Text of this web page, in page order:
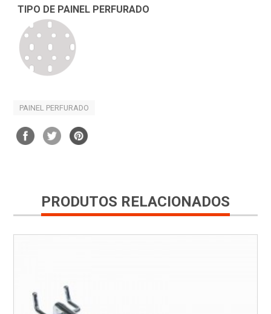
TIPO DE PAINEL PERFURADO
PAINEL PERFURADO
PRODUTOS RELACIONADOS